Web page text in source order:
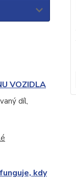
VOZIDLA
díl,
kdy